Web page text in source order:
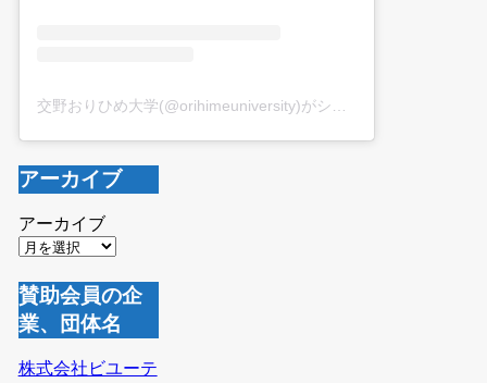
アーカイブ
アーカイブ
賛助会員の企
業、団体名
株式会社ビユーテ